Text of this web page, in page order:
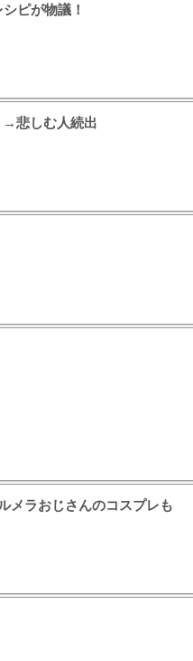
ピが物議！
→悲しむ人続出
メラおじさんのコスプレも